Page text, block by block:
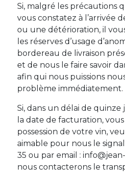
Si, malgré les précautions
vous constatez à l’arrivée
ou une détérioration, il
les réserves d’usage
bordereau de livraison
et de nous le faire savoir
afin qui nous puissions
problème immédiatement.
Si, dans un délai de
la date de facturation, vous
possession de votre vin,
aimable pour nous le
35 ou par email :
nous contacterons le